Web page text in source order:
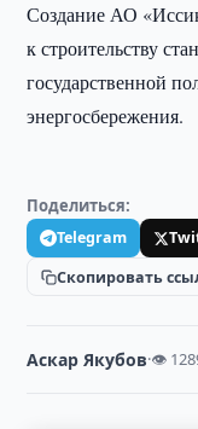
Создание АО
к строительству
государственной
энергосбережения.
Поделиться:
Telegram
Скопировать
Аскар Якубов·👁